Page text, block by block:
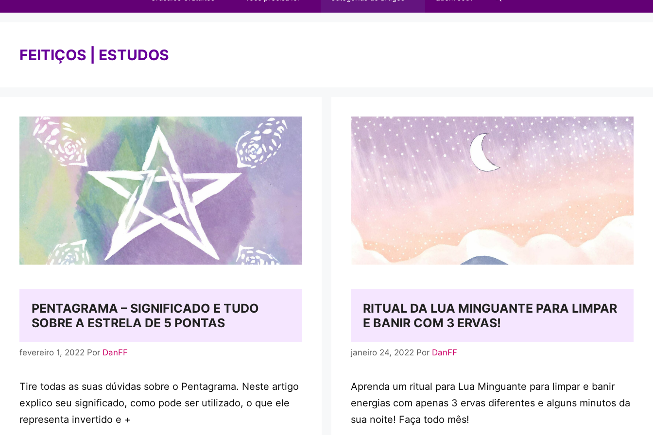
FEITIÇOS | ESTUDOS
PENTAGRAMA – SIGNIFICADO E TUDO
SOBRE A ESTRELA DE 5 PONTAS
fevereiro 1, 2022 Por DanFF
Tire todas as suas dúvidas sobre o Pentagrama. Neste artigo
explico seu significado, como pode ser utilizado, o que ele
representa invertido e +
RITUAL DA LUA MINGUANTE PARA LIMPAR
E BANIR COM 3 ERVAS!
janeiro 24, 2022 Por DanFF
Aprenda um ritual para Lua Minguante para limpar e banir
energias com apenas 3 ervas diferentes e alguns minutos da
sua noite! Faça todo mês!